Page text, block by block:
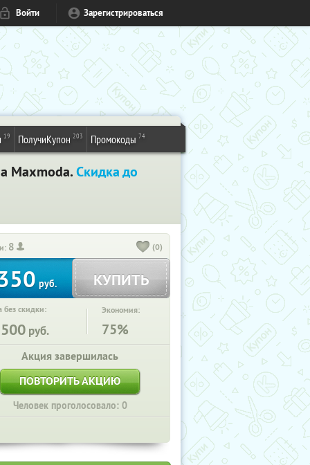
Войти Зарегистрироваться
19 ПолучиКупон 203 Промокоды 74
Maxmoda.Скидка до
8 (0)
руб. КУПИТЬ
без скидки:
руб.
Экономия:
75%
Акция завершилась
ПОВТОРИТЬ АКЦИЮ
Человек проголосовало: 0